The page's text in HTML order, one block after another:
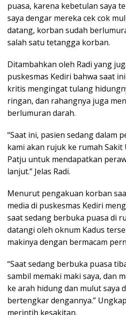
puasa, karena kebetulan saya
saya dengar mereka cek cok
datang, korban sudah
salah satu tetangga korban.
Ditambahkan oleh Radi yang
puskesmas Kediri bahwa saat
kritis mengingat tulang
ringan, dan rahangnya juga
berlumuran darah.
“Saat ini, pasien sedang dalam
kami akan rujuk ke rumah Sakit
Patju untuk mendapatkan
lanjut.” Jelas Radi.
Menurut pengakuan korban
media di puskesmas Kediri
saat sedang berbuka puasa di
datangi oleh oknum Kadus
makinya dengan bermacam
“Saat sedang berbuka puasa
sambil memaki maki saya, dan
ke arah hidung dan mulut saya
bertengkar dengannya.”
merintih kesakitan.